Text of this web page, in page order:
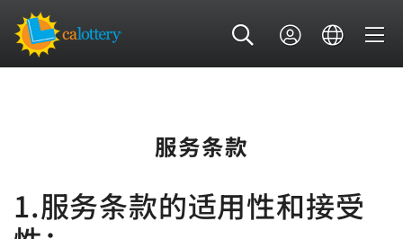
服务条款
1.服务条款的适用性和接受